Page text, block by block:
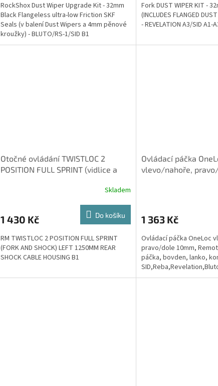
RockShox Dust Wiper Upgrade Kit - 32mm
Black Flangeless ultra-low Friction SKF
Seals (v balení Dust Wipers a 4mm pěnové
kroužky) - BLUTO/RS-1/SID B1
(2017+)/32mm BOOST™ RockShoxS
Fork DUST WIPER KIT -
(INCLUDES FLANGED
- REVELATION A3/SID A1-
Otočné ovládání TWISTLOC 2
POSITION FULL SPRINT (vidlice a
Skladem
1 430 Kč Do košíku
RM TWISTLOC 2 POSITION FULL SPRINT
(FORK AND SHOCK) LEFT 1250MM REAR
SHOCK CABLE HOUSING B1
Ovládací páčka
vlevo/nahoře,
1 363 Kč
Ovládací páčka OneLoc
pravo/dole 10mm,
páčka, bovden, lanko,
2017)